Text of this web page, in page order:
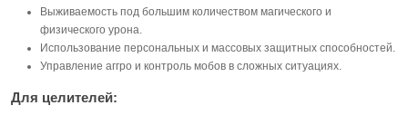
Выживаемость под большим количеством магического и
физического урона.
Использование персональных и массовых защитных способностей.
Управление аггро и контроль мобов в сложных ситуациях.
Для целителей: